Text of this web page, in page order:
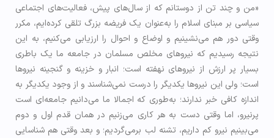
«من و چند تن از دوستانم که از سال‌های پیش، فعالیت‌های اجتماعی
سیاسی بر مبنای اسلام را به‌عنوان یک فریضه بزرگ تلقی کرده‌ایم، مکرر
وقتی دور هم می‌نشینیم و اوضاع و احوال را ارزیابی می‌کنیم، به این
نتیجه رسیدیم که نیروهای مخلص مسلمان در جامعه ما یک باطری
بسیار پر ارزش از نیروهای نهفته است؛ انبار و خزینه و گنجینه نیروها
است؛ ولی این نیروها یکدیگر را درست نمی‌شناسند و از وجود یکدیگر به
اندازه کافی خبر ندارند؛ به‌طوری که اجمالا ما می‌دانیم جامعه‌ای است
پرنیرو، اما وقتی دست به هر کاری می‌زنیم در همان قدم اول و دوم
می‌بینیم نیرو کم داریم، تشنه لب برمی‌گردیم؛ و بعد وقتی هم شناسایی